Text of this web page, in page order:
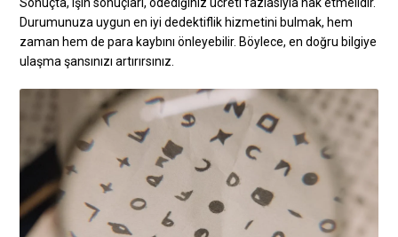
Durumunuza uygun en iyi dedektiflik hizmetini bulmak, hem
zaman hem de para kaybını önleyebilir. Böylece, en doğru bilgiye
ulaşma şansınızı artırırsınız.